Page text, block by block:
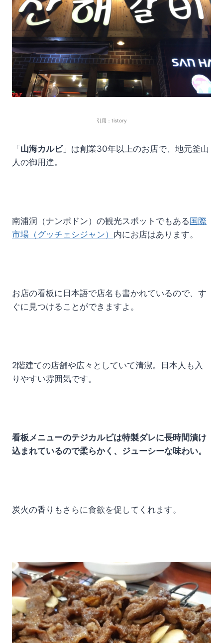
引用：tistory
「 山海カルビ」は創業30年以上のお店で、地元釜山
人の御用達。
南浦洞（ナンポドン）の観光スポットでもある 国際
市場（グッチェシジャン） 内にお店はあります。
お店の看板に日本語で店名も書かれているので、す
ぐに見つけることができますよ。
2階建ての店舗や広々としていて清潔。日本人も入
りやすい雰囲気です。
看板メニューのテジカルビは特製ダレに長時間漬け
込まれているので柔らかく、ジューシーな味わい。
炭火の香りもさらに食欲を促してくれます。